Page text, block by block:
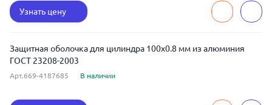
Узнать цену
Защитная оболочка для цилиндра 100x0.8 мм из алюминия
ГОСТ 23208-2003
Арт.669-4187685 В наличии